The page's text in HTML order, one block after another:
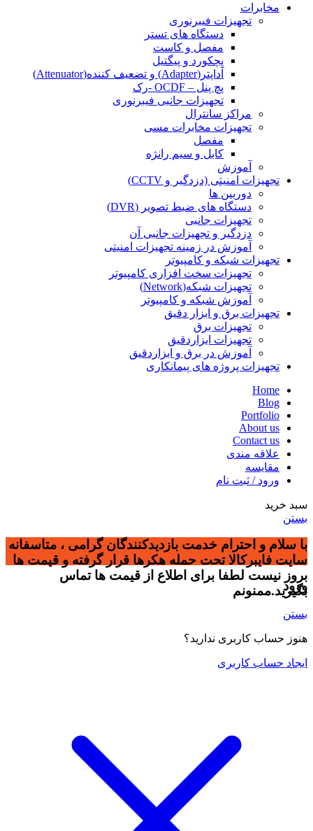
مخابرات
تجهیزات فیبرنوری
دستگاه های تستر
مفصل و کاست
پچکورد و پیگتیل
آداپتر(Adapter) و تضعیف کننده(Attenuator)
پچ پنل – OCDF -رک
تجهیزات جانبی فیبرنوری
مراکز سانترال
تجهیزات مخابرات مسی
مفصل
کابل و سیم رانژه
آموزش
تجهیزات امنیتی (دزدگیر و CCTV)
دوربین ها
دستگاه های ضبط تصویر (DVR)
تجهیزات جانبی
دزدگیر و تجهیزات جانبی آن
آموزش در زمینه تجهیزات امنیتی
تجهیزات شبکه و کامپیوتر
تجهیزات سخت افزاری کامپیوتر
تجهیزات شبکه(Network)
آموزش شبکه و کامپیوتر
تجهیزات برق و ابزار دقیق
تجهیزات برق
تجهیزات ابزاردقیق
آموزش در برق و ابزاردقیق
تجهیزات پروژه های پیمانکاری
Home
Blog
Portfolio
About us
Contact us
علاقه مندی
مقایسه
ورود / ثبت نام
سبد خرید
بستن
با سلام و احترام خدمت بازدیدکنندگان گرامی ، متاسفانه
سایت فایبرکالا تحت حمله هکرها قرار گرفته و قیمت ها
بروز نیست لطفا برای اطلاع از قیمت ها تماس
بگیرید.ممنونم
ورود
بستن
هنوز حساب کاربری ندارید؟
ایجاد حساب کاربری